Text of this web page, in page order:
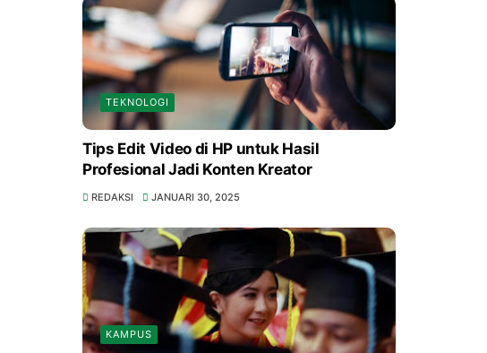
TEKNOLOGI
Tips Edit Video di HP untuk Hasil
Profesional Jadi Konten Kreator
REDAKSI JANUARI 30, 2025
KAMPUS